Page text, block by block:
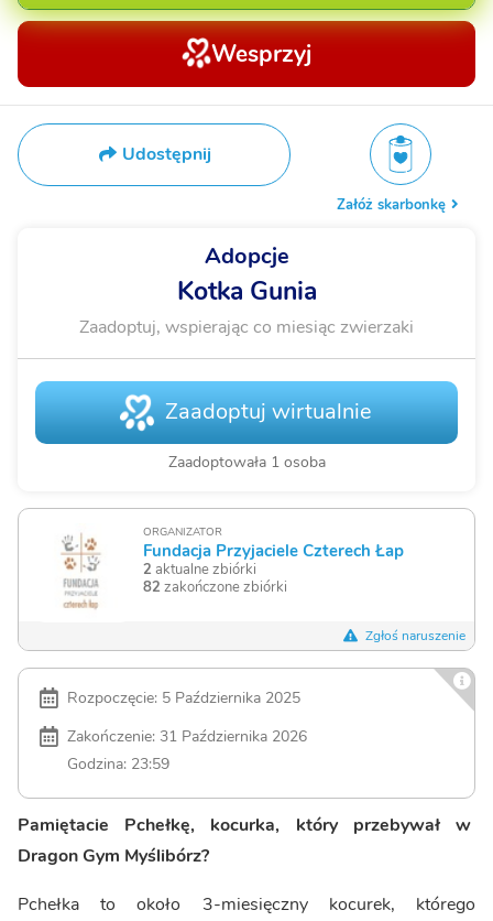
Wesprzyj
Udostępnij
Załóż skarbonkę
Adopcje
Kotka Gunia
Zaadoptuj, wspierając co miesiąc zwierzaki
Zaadoptuj wirtualnie
Zaadoptowała 1 osoba
ORGANIZATOR
Fundacja Przyjaciele Czterech Łap
2 aktualne zbiórki
82 zakończone zbiórki
Zgłoś naruszenie
Rozpoczęcie: 5 Października 2025
Zakończenie: 31 Października 2026
Godzina: 23:59
Pamiętacie Pchełkę, kocurka, który przebywał w
Dragon Gym Myślibórz?
Pchełka to około 3-miesięczny kocurek, którego